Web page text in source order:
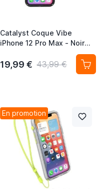
Catalyst Coque Vibe
iPhone 12 Pro Max - Noir
19,99 € 43,99 €
En promotion